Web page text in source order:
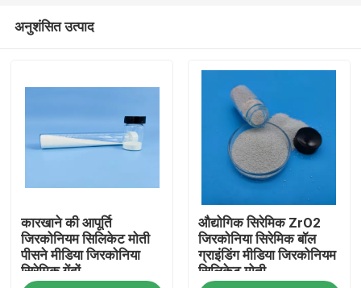
होम
अनुशंसित उत्पाद
कारखाने की आपूर्ति
जिरकोनियम सिलिकेट मोती
पीसने मीडिया जिरकोनिया
सिरेमिक गेंदों
औद्योगिक सिरेमिक ZrO2
जिरकोनिया सिरेमिक बॉल
ग्राइंडिंग मीडिया जिरकोनियम
सिलिकेट मोती